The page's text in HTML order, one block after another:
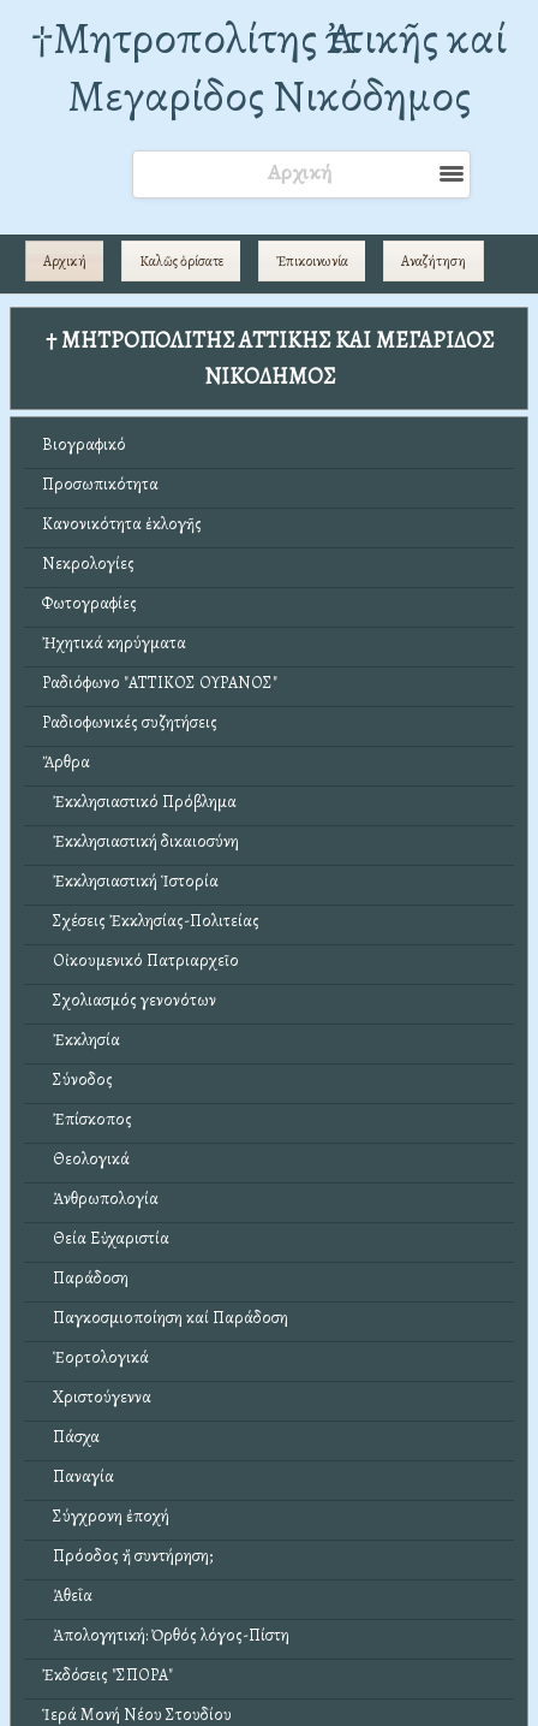
†Mητροπολίτης Ἀττικῆς καί
Μεγαρίδος Νικόδημος
Αρχική
Αρχική Καλῶς ὁρίσατε Ἐπικοινωνία Αναζήτηση
† ΜΗΤΡΟΠΟΛΙΤΗΣ ΑΤΤΙΚΗΣ ΚΑΙ ΜΕΓΑΡΙΔΟΣ
ΝΙΚΟΔΗΜΟΣ
Βιογραφικό
Προσωπικότητα
Κανονικότητα ἐκλογῆς
Νεκρολογίες
Φωτογραφίες
Ἠχητικά κηρύγματα
Ραδιόφωνο "ΑΤΤΙΚΟΣ ΟΥΡΑΝΟΣ"
Ραδιοφωνικές συζητήσεις
Ἄρθρα
Ἐκκλησιαστικό Πρόβλημα
Ἐκκλησιαστική δικαιοσύνη
Ἐκκλησιαστική Ἱστορία
Σχέσεις Ἐκκλησίας-Πολιτείας
Οἰκουμενικό Πατριαρχεῖο
Σχολιασμός γενονότων
Ἐκκλησία
Σύνοδος
Ἐπίσκοπος
Θεολογικά
Ἀνθρωπολογία
Θεία Εὐχαριστία
Παράδοση
Παγκοσμιοποίηση καί Παράδοση
Ἑορτολογικά
Χριστούγεννα
Πάσχα
Παναγία
Σύγχρονη ἐποχή
Πρόοδος ἤ συντήρηση;
Ἀθεΐα
Ἀπολογητική: Ὀρθός λόγος-Πίστη
Ἐκδόσεις "ΣΠΟΡΑ"
Ἱερά Μονή Νέου Στουδίου